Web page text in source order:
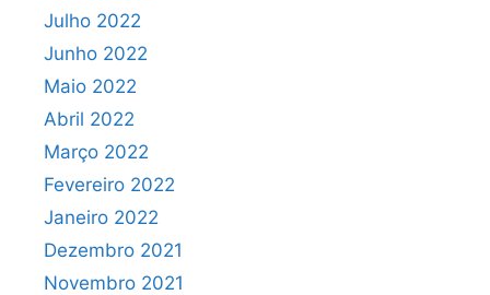
Julho 2022
Junho 2022
Maio 2022
Abril 2022
Março 2022
Fevereiro 2022
Janeiro 2022
Dezembro 2021
Novembro 2021